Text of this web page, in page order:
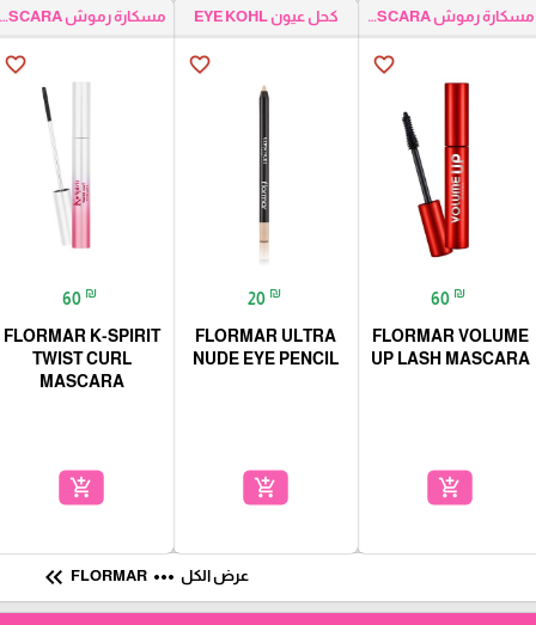
مسكارة رموش LASH MASCARA
favorite_border
60 ₪
FLORMAR VOLUME
UP LASH MASCARA
add_shopping_cart
كحل عيون EYE KOHL
favorite_border
20 ₪
FLORMAR ULTRA
NUDE EYE PENCIL
add_shopping_cart
مسكارة رموش LASH MASCARA
favorite_border
60 ₪
FLORMAR K-SPIRIT
TWIST CURL
MASCARA
add_shopping_cart
عرض الكل more_horiz
keyboard_double_arrow_left